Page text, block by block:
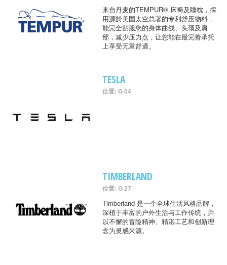
来自丹麦的TEMPUR® 床褥及睡枕，採
用源於美国太空总署的专利舒压物料，
能完全贴服您的身体曲线、头颈及肩
部，减少压力点，让您能在最完善承托
上享受无重舒適。
TESLA
位置: G 04
TIMBERLAND
位置: G 27
Timberland 是一个全球生活风格品牌，
深植于丰富的户外生活与工作传统，并
以不懈的冒险精神、精湛工艺和创新理
念为灵感来源。